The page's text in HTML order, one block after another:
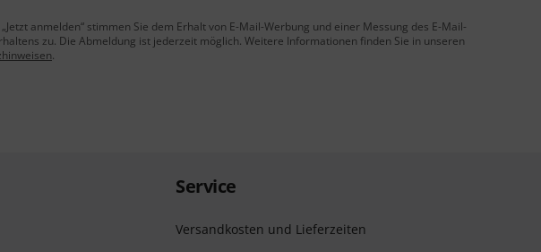
anmelden“ stimmen Sie dem Erhalt von E-Mail-Werbung und einer Messung des E-Mail-
zu. Die Abmeldung ist jederzeit möglich. Weitere Informationen finden Sie in unseren
.
Service
Versandkosten und Lieferzeiten